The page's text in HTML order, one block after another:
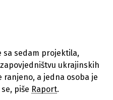
sa sedam projektila,
ukrajinskih
ranjeno, a jedna osoba je
piše Raport.